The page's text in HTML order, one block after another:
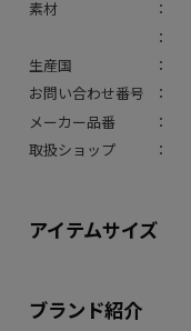
素材
生産国
お問い合わせ番号
メーカー品番
取扱ショップ
アイテムサイズ
ブランド紹介